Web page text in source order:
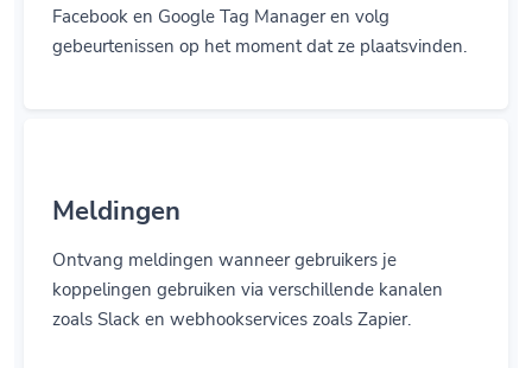
Facebook en Google Tag Manager en volg
gebeurtenissen op het moment dat ze plaatsvinden.
Meldingen
Ontvang meldingen wanneer gebruikers je
koppelingen gebruiken via verschillende kanalen
zoals Slack en webhookservices zoals Zapier.